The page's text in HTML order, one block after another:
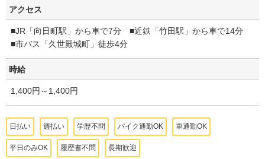
アクセス
■JR「向日町駅」から車で7分 ■近鉄「竹田駅」から車で14分
■市バス「久世殿城町」徒歩4分
時給
1,400円～1,400円
日払い 週払い 学歴不問 バイク通勤OK 車通勤OK
平日のみOK 履歴書不問 長期歓迎